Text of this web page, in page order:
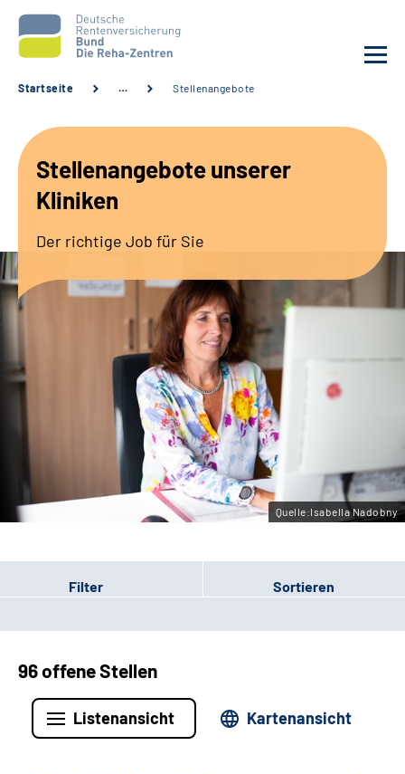
Unsere Kliniken
Sozialdienste & Zuweisende
Erweiterte Suche
Gebärdensprache
Leichte Sprache
Startseite … Stellenangebote
Stellenangebote unserer
Kliniken
Der richtige Job für Sie
Quelle:Isabella Nadobny
Filter Sortieren
96 offene Stellen
Listenansicht Kartenansicht